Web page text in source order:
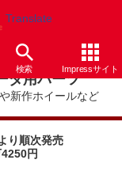
Translate
検索 Impressサイト
ダ用パーツ
新作ホイールなど
り順次発売
円